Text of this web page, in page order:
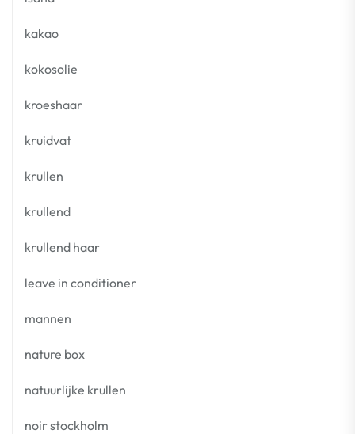
kakao
kokosolie
kroeshaar
kruidvat
krullen
krullend
krullend haar
leave in conditioner
mannen
nature box
natuurlijke krullen
noir stockholm